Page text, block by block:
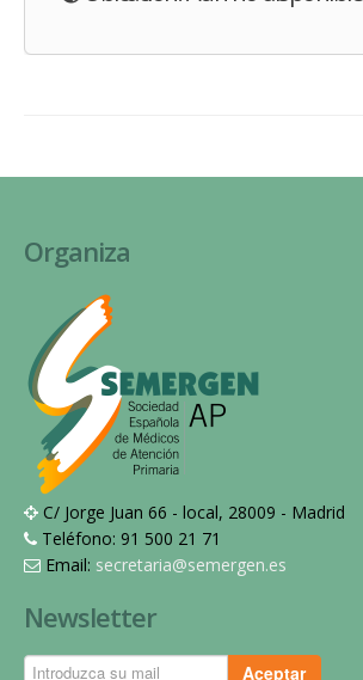
Organiza
C/ Jorge Juan 66 - local, 28009 - Madrid
Teléfono: 91 500 21 71
Email: secretaria@semergen.es
Newsletter
Aceptar